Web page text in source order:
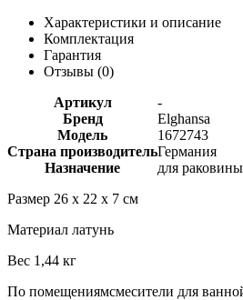
Характеристики и описание
Комплектация
Гарантия
Отзывы (0)
Артикул
-
Бренд
Elghansa
Модель
1672743
Страна производительГермания
Назначение
для раковины
Размер 26 х 22 х 7 см
Материал латунь
Вес 1,44 кг
По помещениямсмесители для